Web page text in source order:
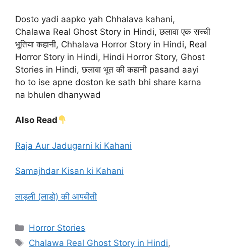
Dosto yadi aapko yah Chhalava kahani,
Chalawa Real Ghost Story in Hindi, छलावा एक सच्ची
भूतिया कहानी, Chhalava Horror Story in Hindi, Real
Horror Story in Hindi, Hindi Horror Story, Ghost
Stories in Hindi, छलावा भूत की कहानी pasand aayi
ho to ise apne doston ke sath bhi share karna
na bhulen dhanywad
Also Read
Raja Aur Jadugarni ki Kahani
Samajhdar Kisan ki Kahani
लाड़ली (लाडो) की आपबीती
Categories
Horror Stories
Tags
Chalawa Real Ghost Story in Hindi,